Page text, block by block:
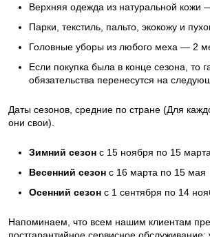
Верхняя одежда из натуральной кожи
Парки, текстиль, пальто, экокожу и
Головные уборы из любого меха — 2
Если покупка была в конце сезона, то
обязательства перенесутся на
Даты сезонов, средние по стране (Для
они свои).
Зимний сезон с 15 ноября по 15 марта
Весенний сезон с 16 марта по 15 мая
Осенний сезон с 1 сентября по 14
Напоминаем, что всем нашим клиентам
постгарантийное сервисное